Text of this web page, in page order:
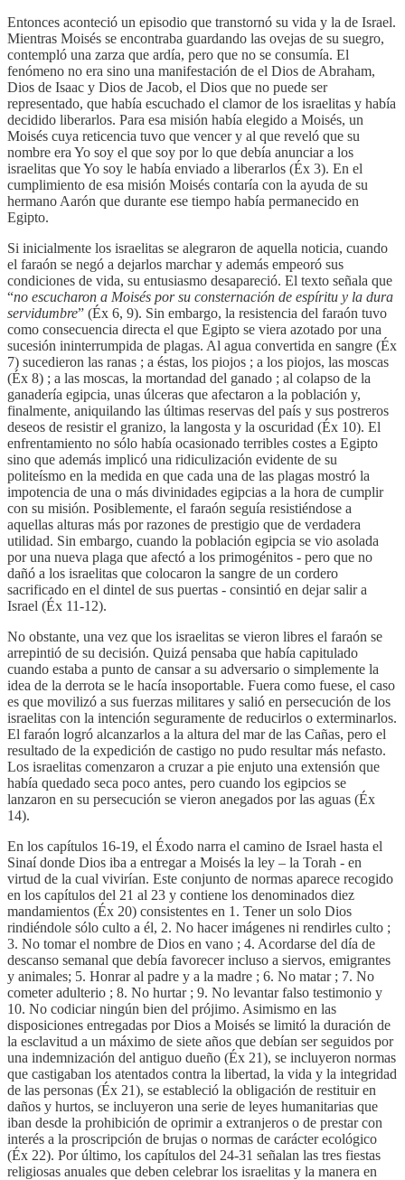
Entonces aconteció un episodio que transtornó su vida y la de Israel.
Mientras Moisés se encontraba guardando las ovejas de su suegro,
contempló una zarza que ardía, pero que no se consumía. El
fenómeno no era sino una manifestación de el Dios de Abraham,
Dios de Isaac y Dios de Jacob, el Dios que no puede ser
representado, que había escuchado el clamor de los israelitas y había
decidido liberarlos. Para esa misión había elegido a Moisés, un
Moisés cuya reticencia tuvo que vencer y al que reveló que su
nombre era Yo soy el que soy por lo que debía anunciar a los
israelitas que Yo soy le había enviado a liberarlos (Éx 3). En el
cumplimiento de esa misión Moisés contaría con la ayuda de su
hermano Aarón que durante ese tiempo había permanecido en
Egipto.
Si inicialmente los israelitas se alegraron de aquella noticia, cuando
el faraón se negó a dejarlos marchar y además empeoró sus
condiciones de vida, su entusiasmo desapareció. El texto señala que
“no escucharon a Moisés por su consternación de espíritu y la dura
servidumbre” (Éx 6, 9). Sin embargo, la resistencia del faraón tuvo
como consecuencia directa el que Egipto se viera azotado por una
sucesión ininterrumpida de plagas. Al agua convertida en sangre (Éx
7) sucedieron las ranas ; a éstas, los piojos ; a los piojos, las moscas
(Éx 8) ; a las moscas, la mortandad del ganado ; al colapso de la
ganadería egipcia, unas úlceras que afectaron a la población y,
finalmente, aniquilando las últimas reservas del país y sus postreros
deseos de resistir el granizo, la langosta y la oscuridad (Éx 10). El
enfrentamiento no sólo había ocasionado terribles costes a Egipto
sino que además implicó una ridiculización evidente de su
politeísmo en la medida en que cada una de las plagas mostró la
impotencia de una o más divinidades egipcias a la hora de cumplir
con su misión. Posiblemente, el faraón seguía resistiéndose a
aquellas alturas más por razones de prestigio que de verdadera
utilidad. Sin embargo, cuando la población egipcia se vio asolada
por una nueva plaga que afectó a los primogénitos - pero que no
dañó a los israelitas que colocaron la sangre de un cordero
sacrificado en el dintel de sus puertas - consintió en dejar salir a
Israel (Éx 11-12).
No obstante, una vez que los israelitas se vieron libres el faraón se
arrepintió de su decisión. Quizá pensaba que había capitulado
cuando estaba a punto de cansar a su adversario o simplemente la
idea de la derrota se le hacía insoportable. Fuera como fuese, el caso
es que movilizó a sus fuerzas militares y salió en persecución de los
israelitas con la intención seguramente de reducirlos o exterminarlos.
El faraón logró alcanzarlos a la altura del mar de las Cañas, pero el
resultado de la expedición de castigo no pudo resultar más nefasto.
Los israelitas comenzaron a cruzar a pie enjuto una extensión que
había quedado seca poco antes, pero cuando los egipcios se
lanzaron en su persecución se vieron anegados por las aguas (Éx
14).
En los capítulos 16-19, el Éxodo narra el camino de Israel hasta el
Sinaí donde Dios iba a entregar a Moisés la ley – la Torah - en
virtud de la cual vivirían. Este conjunto de normas aparece recogido
en los capítulos del 21 al 23 y contiene los denominados diez
mandamientos (Éx 20) consistentes en 1. Tener un solo Dios
rindiéndole sólo culto a él, 2. No hacer imágenes ni rendirles culto ;
3. No tomar el nombre de Dios en vano ; 4. Acordarse del día de
descanso semanal que debía favorecer incluso a siervos, emigrantes
y animales; 5. Honrar al padre y a la madre ; 6. No matar ; 7. No
cometer adulterio ; 8. No hurtar ; 9. No levantar falso testimonio y
10. No codiciar ningún bien del prójimo. Asimismo en las
disposiciones entregadas por Dios a Moisés se limitó la duración de
la esclavitud a un máximo de siete años que debían ser seguidos por
una indemnización del antiguo dueño (Éx 21), se incluyeron normas
que castigaban los atentados contra la libertad, la vida y la integridad
de las personas (Éx 21), se estableció la obligación de restituir en
daños y hurtos, se incluyeron una serie de leyes humanitarias que
iban desde la prohibición de oprimir a extranjeros o de prestar con
interés a la proscripción de brujas o normas de carácter ecológico
(Éx 22). Por último, los capítulos del 24-31 señalan las tres fiestas
religiosas anuales que deben celebrar los israelitas y la manera en